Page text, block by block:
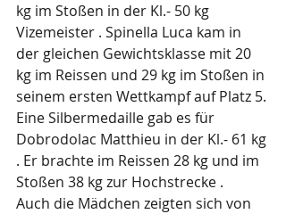
kg im Stoßen in der Kl.- 50 kg
Vizemeister . Spinella Luca kam in
der gleichen Gewichtsklasse mit 20
kg im Reissen und 29 kg im Stoßen in
seinem ersten Wettkampf auf Platz 5.
Eine Silbermedaille gab es für
Dobrodolac Matthieu in der Kl.- 61 kg
. Er brachte im Reissen 28 kg und im
Stoßen 38 kg zur Hochstrecke .
Auch die Mädchen zeigten sich von